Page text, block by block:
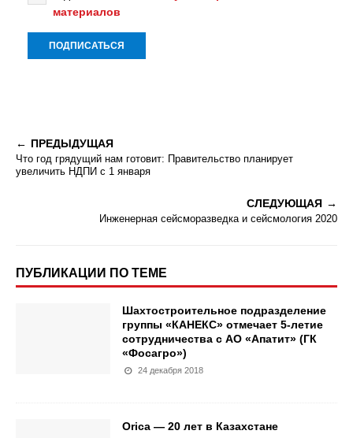
материалов
ПРЕДЫДУЩАЯ
Что год грядущий нам готовит: Правительство планирует
увеличить НДПИ с 1 января
СЛЕДУЮЩАЯ
Инженерная сейсморазведка и сейсмология 2020
ПУБЛИКАЦИИ ПО ТЕМЕ
Шахтостроительное подразделение
группы «КАНЕКС» отмечает 5-летие
сотрудничества с АО «Апатит» (ГК
«Фосагро»)
24 декабря 2018
Orica — 20 лет в Казахстане